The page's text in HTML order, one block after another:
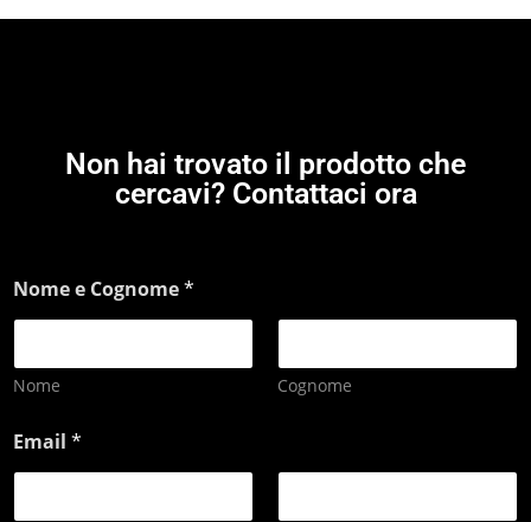
Non hai trovato il prodotto che
cercavi? Contattaci ora
Nome e Cognome*
Nome Cognome
Email *